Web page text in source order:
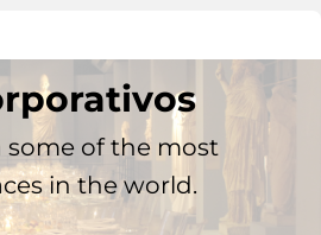
some of the most
in the world.